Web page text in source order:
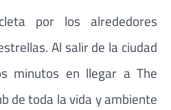
por los alrededores
Al salir de la ciudad
minutos en llegar a The
de toda la vida y ambiente